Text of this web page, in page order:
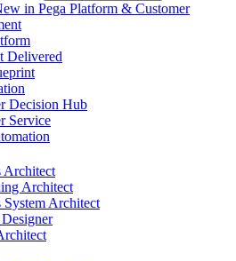
in Pega Platform & Customer
Delivered
Decision Hub
Service
Architect
Architect
System Architect